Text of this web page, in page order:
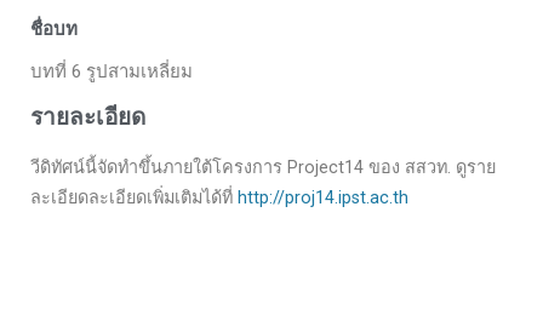
ชื่อบท
บทที่ 6 รูปสามเหลี่ยม
รายละเอียด
วีดิทัศน์นี้จัดทำขึ้นภายใต้โครงการ Project14 ของ สสวท. ดูราย
ละเอียดละเอียดเพิ่มเติมได้ที่ http://proj14.ipst.ac.th